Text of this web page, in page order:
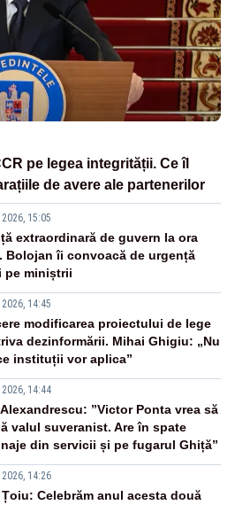
pe legea integrității. Ce îl
de avere ale partenerilor
15:05
extraordinară de guvern la ora
Bolojan îi convoacă de urgență
pe miniștrii
14:45
modificarea proiectului de lege
dezinformării. Mihai Ghigiu: „Nu
instituții vor aplica”
14:44
”Victor Ponta vrea să
valul suveranist. Are în spate
din servicii și pe fugarul Ghiță”
14:26
Țoiu: Celebrăm anul acesta două